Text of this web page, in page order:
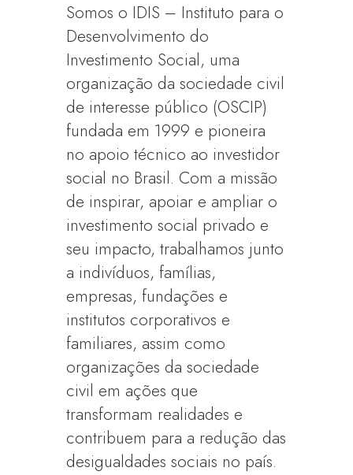
Somos o IDIS – Instituto para o
Desenvolvimento do
Investimento Social, uma
organização da sociedade civil
de interesse público (OSCIP)
fundada em 1999 e pioneira
no apoio técnico ao investidor
social no Brasil. Com a missão
de inspirar, apoiar e ampliar o
investimento social privado e
seu impacto, trabalhamos junto
a indivíduos, famílias,
empresas, fundações e
institutos corporativos e
familiares, assim como
organizações da sociedade
civil em ações que
transformam realidades e
contribuem para a redução das
desigualdades sociais no país.